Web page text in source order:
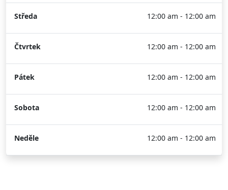
Středa 12:00 am - 12:00 am
Čtvrtek 12:00 am - 12:00 am
Pátek 12:00 am - 12:00 am
Sobota 12:00 am - 12:00 am
Neděle 12:00 am - 12:00 am